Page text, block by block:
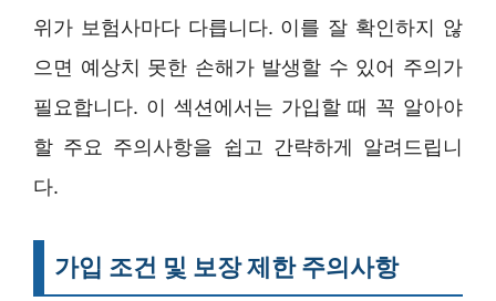
위가 보험사마다 다릅니다. 이를 잘 확인하지 않
으면 예상치 못한 손해가 발생할 수 있어 주의가
필요합니다. 이 섹션에서는 가입할 때 꼭 알아야
할 주요 주의사항을 쉽고 간략하게 알려드립니
다.
가입 조건 및 보장 제한 주의사항